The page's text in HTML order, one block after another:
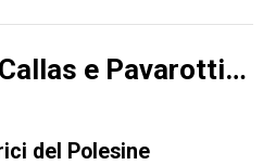
e Pavarotti…
del Polesine